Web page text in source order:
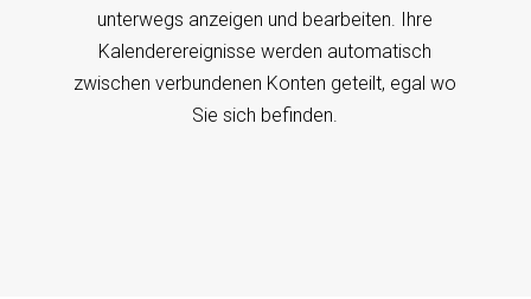
unterwegs anzeigen und bearbeiten. Ihre
Kalenderereignisse werden automatisch
zwischen verbundenen Konten geteilt, egal wo
Sie sich befinden.